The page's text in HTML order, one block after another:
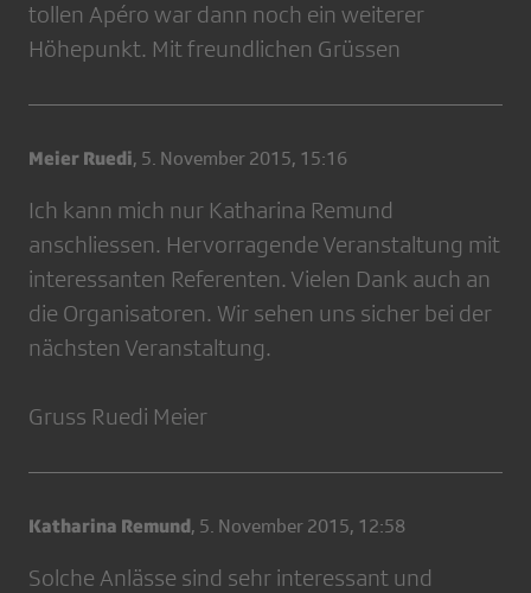
tollen Apéro war dann noch ein weiterer
Höhepunkt. Mit freundlichen Grüssen
Meier Ruedi, 5. November 2015, 15:16
Ich kann mich nur Katharina Remund
anschliessen. Hervorragende Veranstaltung mit
interessanten Referenten. Vielen Dank auch an
die Organisatoren. Wir sehen uns sicher bei der
nächsten Veranstaltung.
Gruss Ruedi Meier
Katharina Remund, 5. November 2015, 12:58
Solche Anlässe sind sehr interessant und